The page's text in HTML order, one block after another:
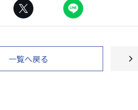
ページ送り
一覧へ戻る